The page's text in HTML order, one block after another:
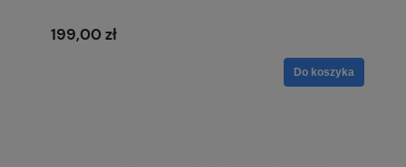
199,00 zł
Do koszyka